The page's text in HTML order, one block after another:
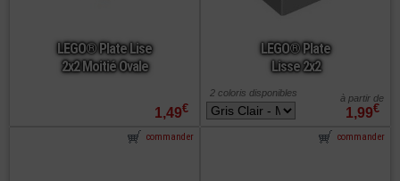
LEGO® Plate Lise
2x2 Moitié Ovale
1,49€
LEGO® Plate
Lisse 2x2
1,99€
à partir de
2 coloris disponibles
commander commander